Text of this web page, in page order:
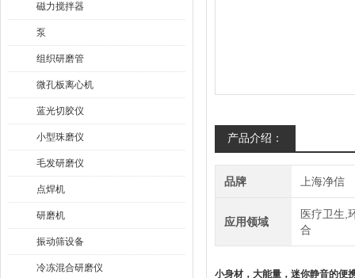
磁力搅拌器
泵
组织研磨管
微孔板离心机
蓝光切胶仪
小型珠磨仪
毛发研磨仪
点焊机
研磨机
振动筛设备
冷冻混合研磨仪
产品介绍：
品牌 上海净信
应用领域
医疗卫生,
合
小身材，大能量，迷你静音的便